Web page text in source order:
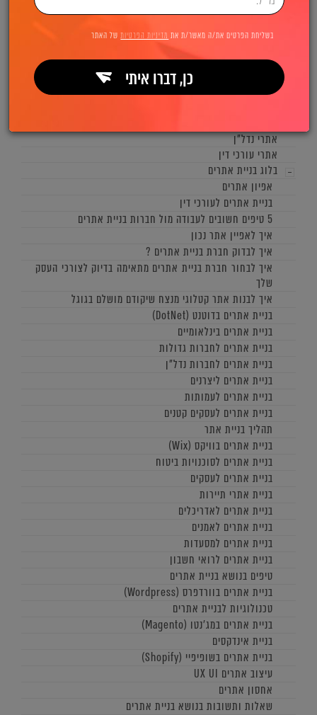
בניית אתרי תדמית
בניית אתרי קטלוג
בניית פורטלים
בניית עמודי נחיתה
אתרי נדל"ן
אתרי עורכי דין
בלוג בניית אתרים
אפיון אתרים
בניית אתרים לעורכי דין
5 טיפים חשובים לעבודה מול חברות בניית אתרים
איך לאפיין אתר נכון
איך לבדוק חברת בניית אתרים ?
איך לבחור חברת בניית אתרים מתאימה בדיוק לצורכי העסק
שלך
איך לבנות אתר קטלוגי מנצח שיקודם מושלם בגוגל
בניית אתרים בדוטנט (DotNet)
בניית אתרים בינלאומיים
בניית אתרים לחברות גדולות
בניית אתרים לחברות נדל"ן
בניית אתרים ליצרנים
בניית אתרים לעמותות
בניית אתרים לעסקים קטנים
תהליך בניית אתר
בניית אתרים בוויקס (Wix)
בניית אתרים לסוכנויות ביטוח
בניית אתרים לעסקים
בניית אתרי תיירות
בניית אתרים לאדריכלים
בניית אתרים לאמנים
בניית אתרים למסעדות
בניית אתרים לרואי חשבון
טיפים בנושא בניית אתרים
בניית אתרים בוורדפרס (Wordpress)
טכנולוגיות לבניית אתרים
בניית אתרים במג'נטו (Magento)
בניית אינדקסים
בניית אתרים בשופיפיי (Shopify)
עיצוב אתרים UX UI
אחסון אתרים
שאלות ותשובות בנושא בניית אתרים
בשליחת הפרטים את/ה מאשר/ת את מדיניות הפרטיותשל האתר
כן, דברו איתי